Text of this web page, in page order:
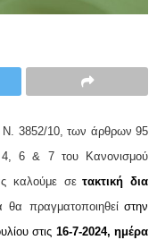
Ν. 3852/10, των άρθρων 95
6 & 7 του Κανονισμού
καλούμε σε τακτική δια
πραγματοποιηθεί στην
ου στις 16-7-2024, ημέρα